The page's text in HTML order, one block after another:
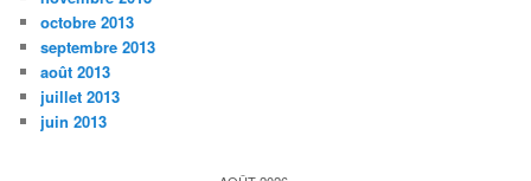
octobre 2013
septembre 2013
août 2013
juillet 2013
juin 2013